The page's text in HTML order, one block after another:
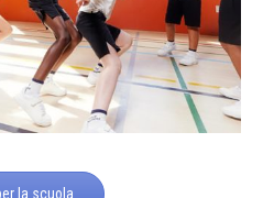
la scuola